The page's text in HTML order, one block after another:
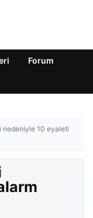
Forum
nedeniyle 10 eyaleti